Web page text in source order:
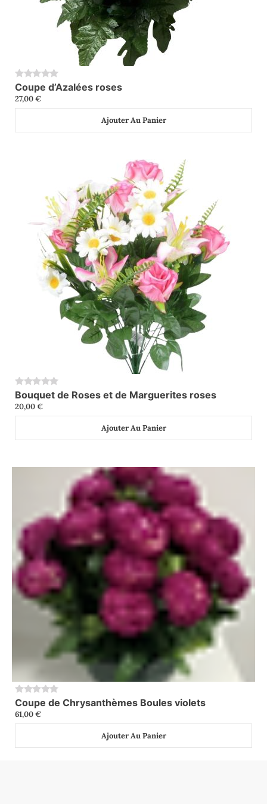
0
Coupe d’Azalées roses
27,00€
Ajouter Au Panier
0
Bouquet de Roses et de Marguerites roses
20,00€
Ajouter Au Panier
0
Coupe de Chrysanthèmes Boules violets
61,00€
Ajouter Au Panier